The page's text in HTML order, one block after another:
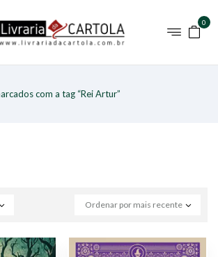
0
com a tag “Rei Artur”
Ordenar por mais recente